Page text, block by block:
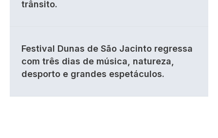
trânsito.
Festival Dunas de São Jacinto regressa
com três dias de música, natureza,
desporto e grandes espetáculos.